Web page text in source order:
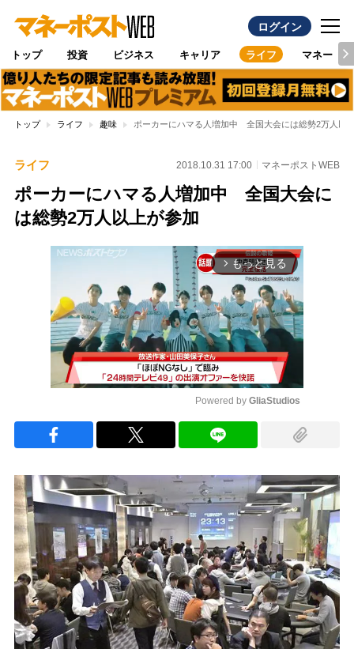
ログイン
トップ 投資 ビジネス キャリア ライフ マネー
トップ ライフ 趣味 ポーカーにハマる人増加中 全国大会には総勢2万人以
ライフ 2018.10.31 17:00 マネーポストWEB
ポーカーにハマる人増加中 全国大会に
は総勢2万人以上が参加
arrow_forward_ios もっと見る
Powered by GliaStudios